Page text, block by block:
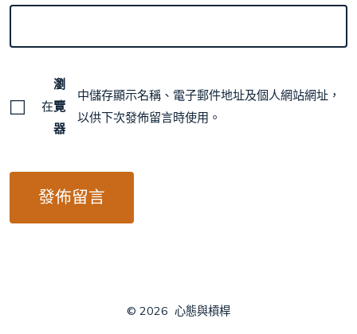
在
瀏
覽
器
中儲存顯示名稱、電子郵件地址及個人網站網址，
以供下次發佈留言時使用。
© 2026 心態與槓桿